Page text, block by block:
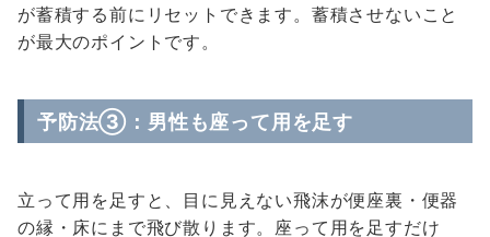
が蓄積する前にリセットできます。蓄積させないこと
が最大のポイントです。
予防法③：男性も座って用を足す
立って用を足すと、目に見えない飛沫が便座裏・便器
の縁・床にまで飛び散ります。座って用を足すだけ